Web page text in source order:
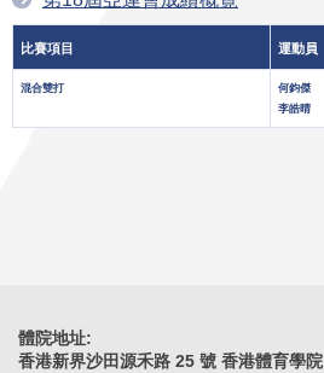
比賽項目 運動員
混合雙打
何鈞傑
李皓晴
體院地址:
香港新界沙田源禾路 25 號 香港體育學院